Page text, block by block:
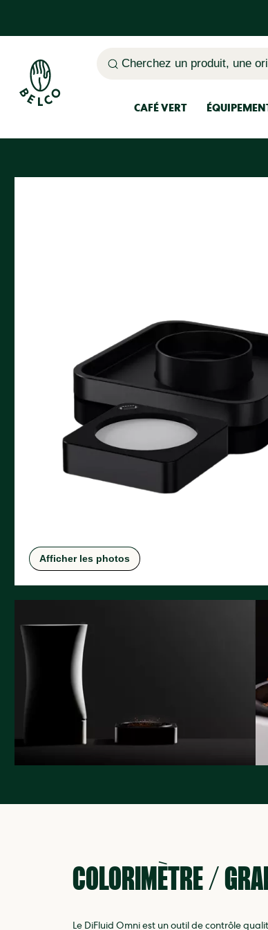
Cherchez un produit, une
CAFÉ VERT
Afficher les photos
COLORIMÈTRE /
Le DiFluid Omni est un outil de contrôle